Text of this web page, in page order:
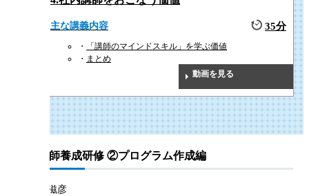
部下の成長を促進
本研修で、やる気を向上させる話し方や逆にやる気を喪失させる話し方な
どのコミュニケーション手法を学ぶことで、部下指導や人事評価面談を行
う際の説明力や説得力を向上させ、部下の成長を促すフィードバックがで
3
社員間の共通理解や
主な講義内容 35分
「講師のマインドスキル」を学ぶ価値
まとめ
動画を見る
社内講師養成研修 ②プログラム作成編
潮田 、滋彦